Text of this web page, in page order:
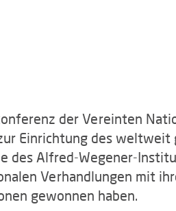
der Vereinten
Einrichtung des weltweit
des Alfred-Wegener-
Verhandlungen mit
gewonnen haben.